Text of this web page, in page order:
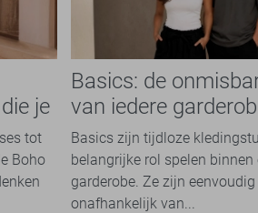
je
tot
Boho
Basics: de
van iedere
Basics zijn tijdloze
belangrijke rol spelen binnen
garderobe. Ze zijn
onafhankelijk van...